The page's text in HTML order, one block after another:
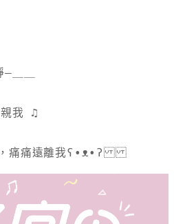
＿＿
我 ♫
，痛痛遠離我ʕ•ᴥ•ʔ